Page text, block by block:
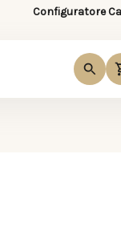
Configuratore